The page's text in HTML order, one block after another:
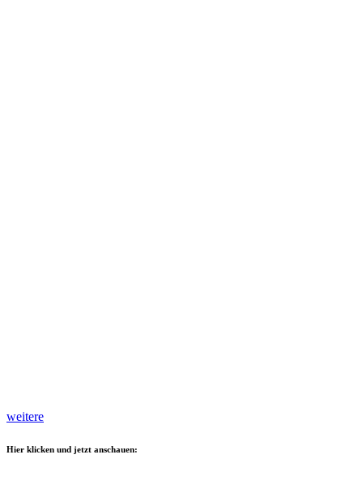
weitere
Hier klicken und jetzt anschauen: